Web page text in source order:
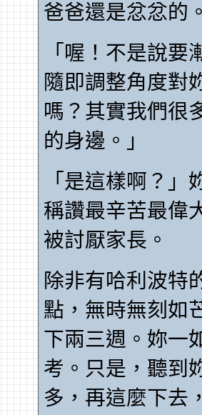
爸爸還是忿忿的
「喔！不是說
隨即調整角度對
嗎？其實我們很
的身邊。」
「是這樣啊？
稱讚最辛苦最偉
被討厭家長。
除非有哈利波特
點，無時無刻如
下兩三週。妳一
考。只是，聽到
多，再這麼下去